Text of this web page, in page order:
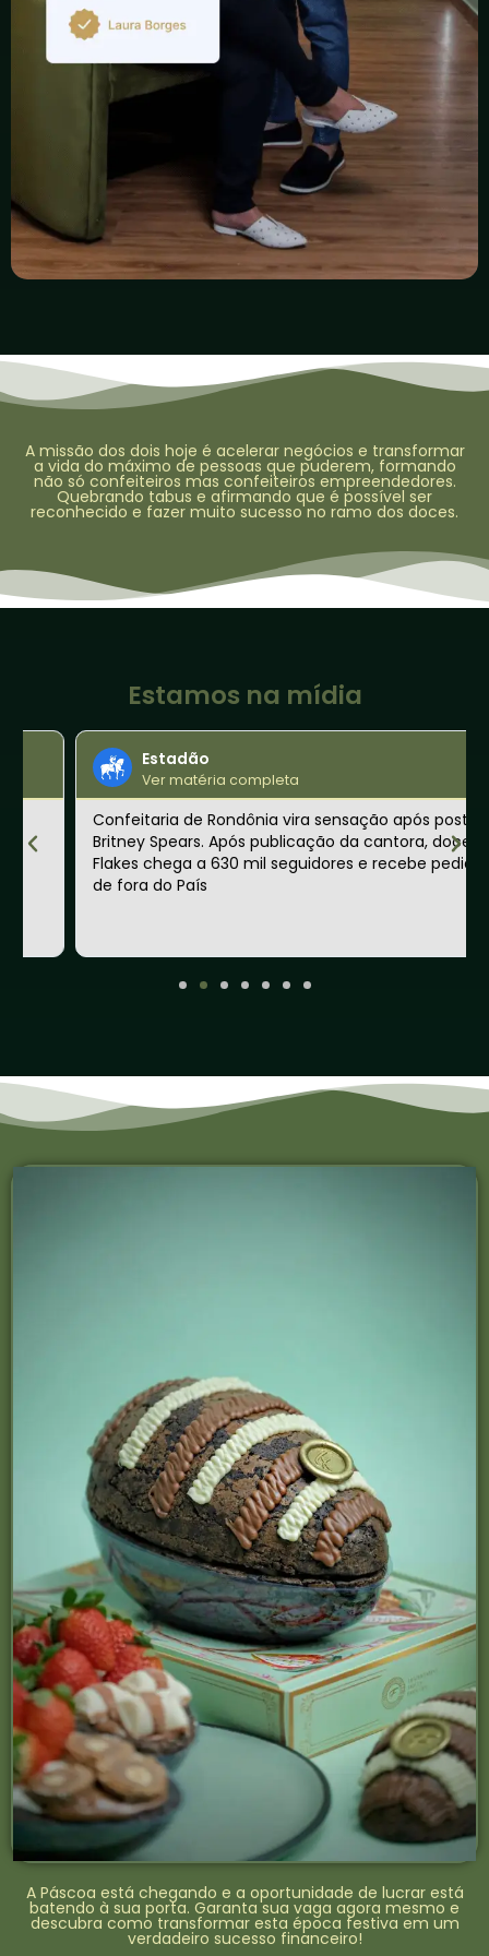
A missão dos dois hoje é acelerar negócios e transformar
a vida do máximo de pessoas que puderem, formando
não só confeiteiros mas confeiteiros empreendedores.
Quebrando tabus e afirmando que é possível ser
reconhecido e fazer muito sucesso no ramo dos doces.
Estamos na mídia
Estadão
Ver matéria completa
Confeitaria de Rondônia vira sensação após post de
Britney Spears. Após publicação da cantora, doceria
Flakes chega a 630 mil seguidores e recebe pedidos
de fora do País
A Páscoa está chegando e a oportunidade de lucrar está
batendo à sua porta. Garanta sua vaga agora mesmo e
descubra como transformar esta época festiva em um
verdadeiro sucesso financeiro!